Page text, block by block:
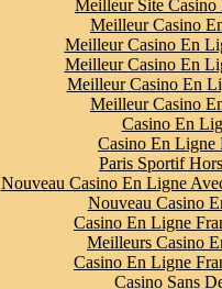
Meilleur Site
Meilleur Casino
Meilleur Casino En
Meilleur Casino En
Meilleur Casino En
Meilleur Casino
Casino En
Casino En Ligne
Paris Sportif
Nouveau Casino En Ligne
Nouveau Casino
Casino En Ligne
Meilleurs Casino
Casino En Ligne
Casino Sans